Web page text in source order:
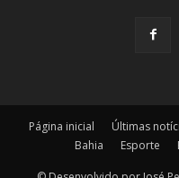
Página inicial Últimas
Bahia
Esporte